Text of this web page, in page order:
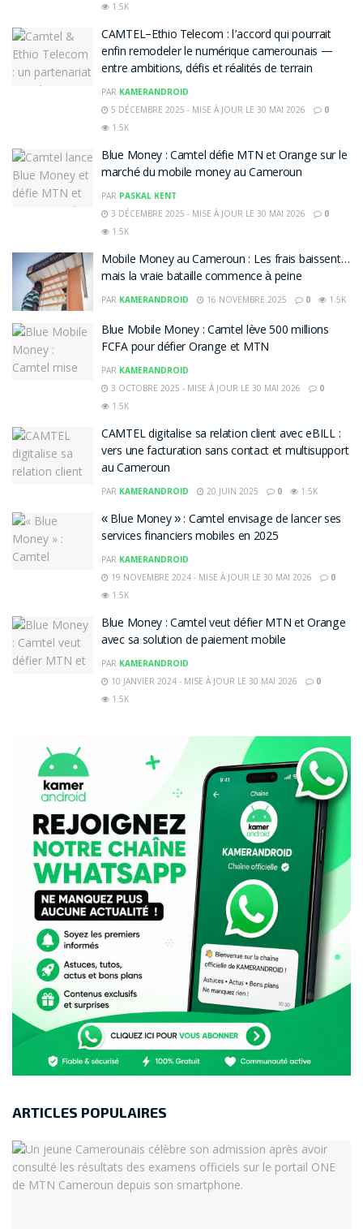
1.5K
CAMTEL–Ethio Telecom : l’accord qui pourrait
enfin remodeler le numérique camerounais —
entre ambitions, défis et réalités de terrain
PAR KAMERANDROID
5 DÉCEMBRE 2025 - MISE À JOUR LE 30 MAI 2026
0
1.5K
Blue Money : Camtel défie MTN et Orange sur le
marché du mobile money au Cameroun
PAR PASKAL KENT
3 DÉCEMBRE 2025 - MISE À JOUR LE 30 MAI 2026
0
1.5K
Mobile Money au Cameroun : Les frais baissent…
mais la vraie bataille commence à peine
PAR KAMERANDROID 16 NOVEMBRE 2025 0 1.5K
Blue Mobile Money : Camtel lève 500 millions
FCFA pour défier Orange et MTN
PAR KAMERANDROID
3 OCTOBRE 2025 - MISE À JOUR LE 30 MAI 2026
0
1.5K
CAMTEL digitalise sa relation client avec eBILL :
vers une facturation sans contact et multisupport
au Cameroun
PAR KAMERANDROID 20 JUIN 2025 0 1.5K
« Blue Money » : Camtel envisage de lancer ses
services financiers mobiles en 2025
PAR KAMERANDROID
19 NOVEMBRE 2024 - MISE À JOUR LE 30 MAI 2026
0
1.5K
Blue Money : Camtel veut défier MTN et Orange
avec sa solution de paiement mobile
PAR KAMERANDROID
10 JANVIER 2024 - MISE À JOUR LE 30 MAI 2026
0
1.5K
ARTICLES POPULAIRES